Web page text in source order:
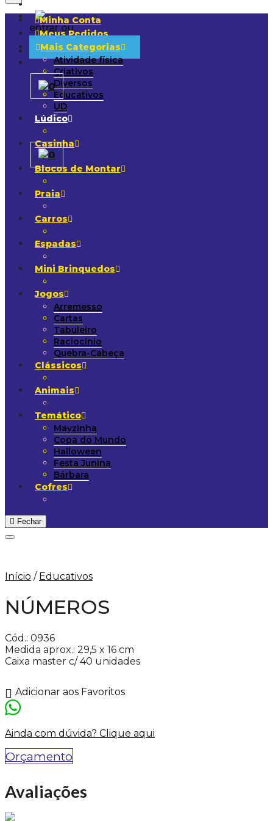
entrar ou
Cadastrar
0
0
Minha Conta
Meus Pedidos
Mais Categorias
Atividade física
Criativos
Diversos
Educativos
UD
Lúdico
Casinha
Blocos de Montar
Praia
Carros
Espadas
Mini Brinquedos
Jogos
Arremesso
Cartas
Tabuleiro
Raciocínio
Quebra-Cabeça
Clássicos
Animais
Temático
Mayzinha
Copa do Mundo
Halloween
Festa Junina
Bárbara
Cofres
Fechar
Início / Educativos
NÚMEROS
Cód.: 0936
Medida aprox.: 29,5 x 16 cm
Caixa master c/ 40 unidades
Adicionar aos Favoritos
Ainda com dúvida? Clique aqui
Orçamento
Avaliações